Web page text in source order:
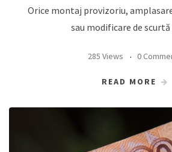
Orice montaj provizoriu,
sau modificare de
285 Views 0
READ MORE